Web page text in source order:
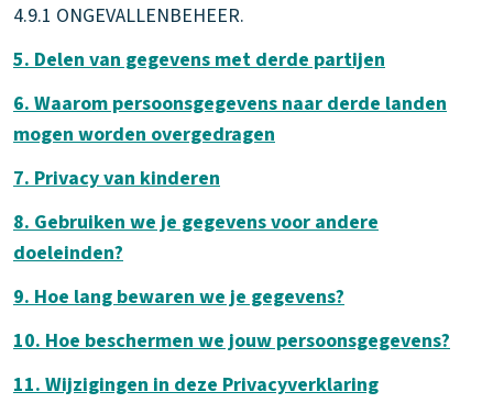
4.9.1 ONGEVALLENBEHEER.
5. Delen van gegevens met derde partijen
6. Waarom persoonsgegevens naar derde landen
mogen worden overgedragen
7. Privacy van kinderen
8. Gebruiken we je gegevens voor andere
doeleinden?
9. Hoe lang bewaren we je gegevens?
10. Hoe beschermen we jouw persoonsgegevens?
11. Wijzigingen in deze Privacyverklaring